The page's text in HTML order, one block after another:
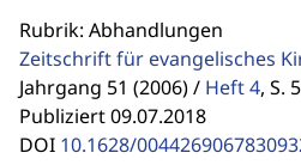
Rubrik: Abhandlungen
Zeitschrift für evangelisches
Jahrgang 51 (2006) / Heft 4, S.
Publiziert 09.07.2018
DOI 10.1628/